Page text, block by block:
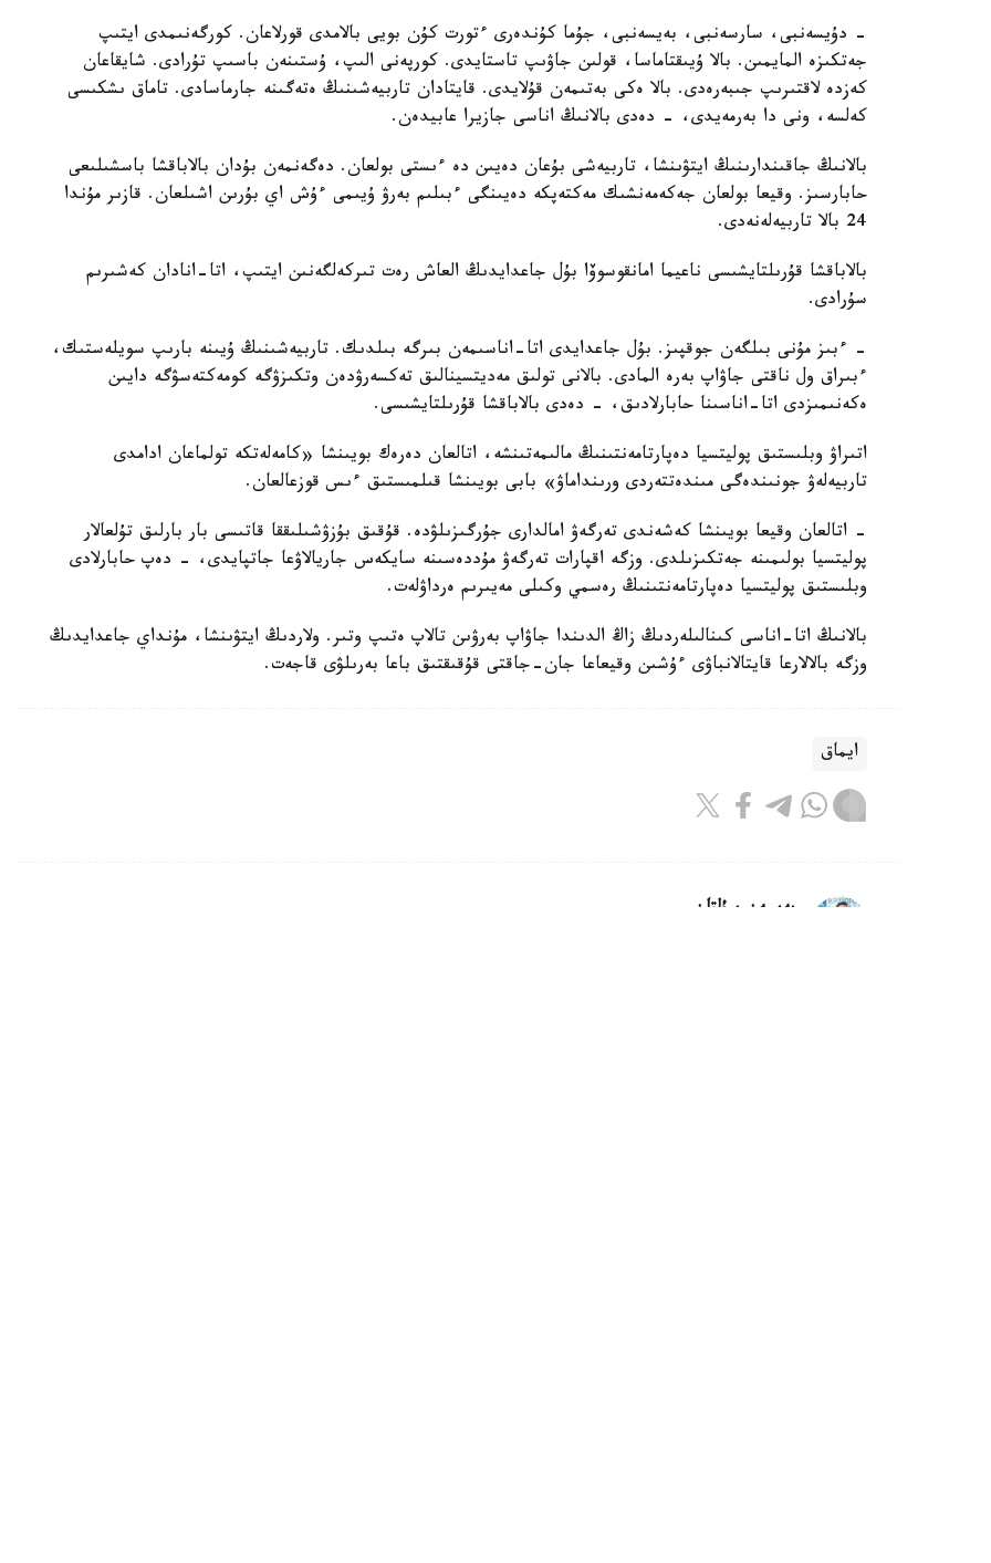
- دۇيسەنبى، سارسەنبى، بەيسەنبى، جۇما كۇندەرى ءتورت كۇن بويى بالامدى قورلاعان. كورگەنىمدى ايتىپ
جەتكىزە المايمىن. بالا ۇيىقتاماسا، قولىن جاۋىپ تاستايدى. كورپەنى الىپ، ۇستىنەن باسىپ تۇرادى. شايقاعان
كەزدە لاقتىرىپ جىبەرەدى. بالا ەكى بەتىمەن قۇلايدى. قايتادان تاربيەشىنىڭ ەتەگىنە جارماسادى. تاماق ىشكىسى
كەلسە، ونى دا بەرمەيدى، - دەدى بالانىڭ اناسى جازيرا عابيدەن.
بالانىڭ جاقىندارىنىڭ ايتۋىنشا، تاربيەشى بۇعان دەيىن دە ءىستى بولعان. دەگەنمەن بۇدان بالاباقشا باسشىلىعى
حابارسىز. وقيعا بولعان جەكەمەنشىك مەكتەپكە دەيىنگى ءبىلىم بەرۋ ۇيىمى ءۇش اي بۇرىن اشىلعان. قازىر مۇندا
24 بالا تاربيەلەنەدى.
بالاباقشا قۇرىلتايشىسى ناعيما امانقوسوۆا بۇل جاعدايدىڭ العاش رەت تىركەلگەنىن ايتىپ، اتا-انادان كەشىرىم
سۇرادى.
- ءبىز مۇنى بىلگەن جوقپىز. بۇل جاعدايدى اتا-اناسىمەن بىرگە بىلدىك. تاربيەشىنىڭ ۇيىنە بارىپ سويلەستىك،
ءبىراق ول ناقتى جاۋاپ بەرە المادى. بالانى تولىق مەديتسينالىق تەكسەرۋدەن وتكىزۋگە كومەكتەسۋگە دايىن
ەكەنىمىزدى اتا-اناسىنا حابارلادىق، - دەدى بالاباقشا قۇرىلتايشىسى.
اتىراۋ وبلىستىق پوليتسيا دەپارتامەنتىنىڭ مالىمەتىنشە، اتالعان دەرەك بويىنشا «كامەلەتكە تولماعان ادامدى
تاربيەلەۋ جونىندەگى مىندەتتەردى ورىنداماۋ» بابى بويىنشا قىلمىستىق ءىس قوزعالعان.
- اتالعان وقيعا بويىنشا كەشەندى تەرگەۋ امالدارى جۇرگىزىلۋدە. قۇقىق بۇزۋشىلىققا قاتىسى بار بارلىق تۇلعالار
پوليتسيا بولىمىنە جەتكىزىلدى. وزگە اقپارات تەرگەۋ مۇددەسىنە سايكەس جاريالاۋعا جاتپايدى، - دەپ حابارلادى
وبلىستىق پوليتسيا دەپارتامەنتىنىڭ رەسمي وكىلى مەيىرىم ەرداۋلەت.
بالانىڭ اتا-اناسى كىنالىلەردىڭ زاڭ الدىندا جاۋاپ بەرۋىن تالاپ ەتىپ وتىر. ولاردىڭ ايتۋىنشا، مۇنداي جاعدايدىڭ
وزگە بالالارعا قايتالانباۋى ءۇشىن وقيعاعا جان-جاقتى قۇقىقتىق باعا بەرىلۋى قاجەت.
ايماق
بەيسەن سۇلتان